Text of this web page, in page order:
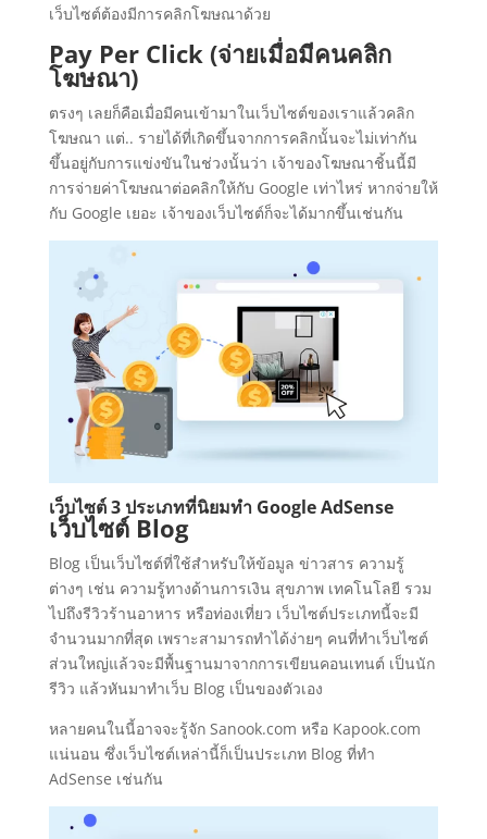
เว็บไซต์ต้องมีการคลิกโฆษณาด้วย
Pay Per Click (จ่ายเมื่อมีคนคลิก
โฆษณา)
ตรงๆ เลยก็คือเมื่อมีคนเข้ามาในเว็บไซต์ของเราแล้วคลิก
โฆษณา แต่.. รายได้ที่เกิดขึ้นจากการคลิกนั้นจะไม่เท่ากัน
ขึ้นอยู่กับการแข่งขันในช่วงนั้นว่า เจ้าของโฆษณาชิ้นนี้มี
การจ่ายค่าโฆษณาต่อคลิกให้กับ Google เท่าไหร่ หากจ่ายให้
กับ Google เยอะ เจ้าของเว็บไซต์ก็จะได้มากขึ้นเช่นกัน
เว็บไซต์ 3 ประเภทที่นิยมทำ Google AdSense
เว็บไซต์ Blog
Blog เป็นเว็บไซต์ที่ใช้สำหรับให้ข้อมูล ข่าวสาร ความรู้
ต่างๆ เช่น ความรู้ทางด้านการเงิน สุขภาพ เทคโนโลยี รวม
ไปถึงรีวิวร้านอาหาร หรือท่องเที่ยว เว็บไซต์ประเภทนี้จะมี
จำนวนมากที่สุด เพราะสามารถทำได้ง่ายๆ คนที่ทำเว็บไซต์
ส่วนใหญ่แล้วจะมีพื้นฐานมาจากการเขียนคอนเทนต์ เป็นนัก
รีวิว แล้วหันมาทำเว็บ Blog เป็นของตัวเอง
หลายคนในนี้อาจจะรู้จัก Sanook.com หรือ Kapook.com
แน่นอน ซึ่งเว็บไซต์เหล่านี้ก็เป็นประเภท Blog ที่ทำ
AdSense เช่นกัน